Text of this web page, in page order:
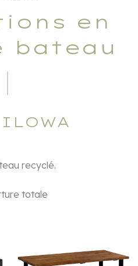
en
bateau
recyclé.
totale